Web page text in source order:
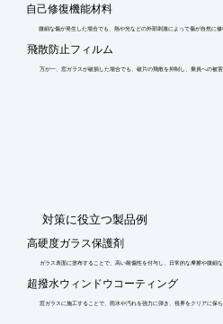
自己修復機能材料
微細な傷が発生した場合でも、熱や光などの外部刺激によって傷が自然に修
飛散防止フィルム
万が一、窓ガラスが破損した場合でも、破片の飛散を抑制し、乗員への被害
​対策に役立つ製品例
高硬度ガラス保護剤
ガラス表面に塗布することで、高い耐傷性を付与し、日常的な摩擦や微細な
超撥水ウィンドウコーティング
窓ガラスに施工することで、雨水や汚れを強力に弾き、視界をクリアに保ち